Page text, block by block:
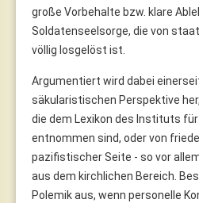
große Vorbehalte bzw. klare
Soldatenseelsorge, die von
völlig losgelöst ist.
Argumentiert wird dabei
säkularistischen Perspektive
die dem Lexikon des Instituts
entnommen sind, oder von
pazifistischer Seite - so vor
aus dem kirchlichen Bereich.
Polemik aus, wenn personelle